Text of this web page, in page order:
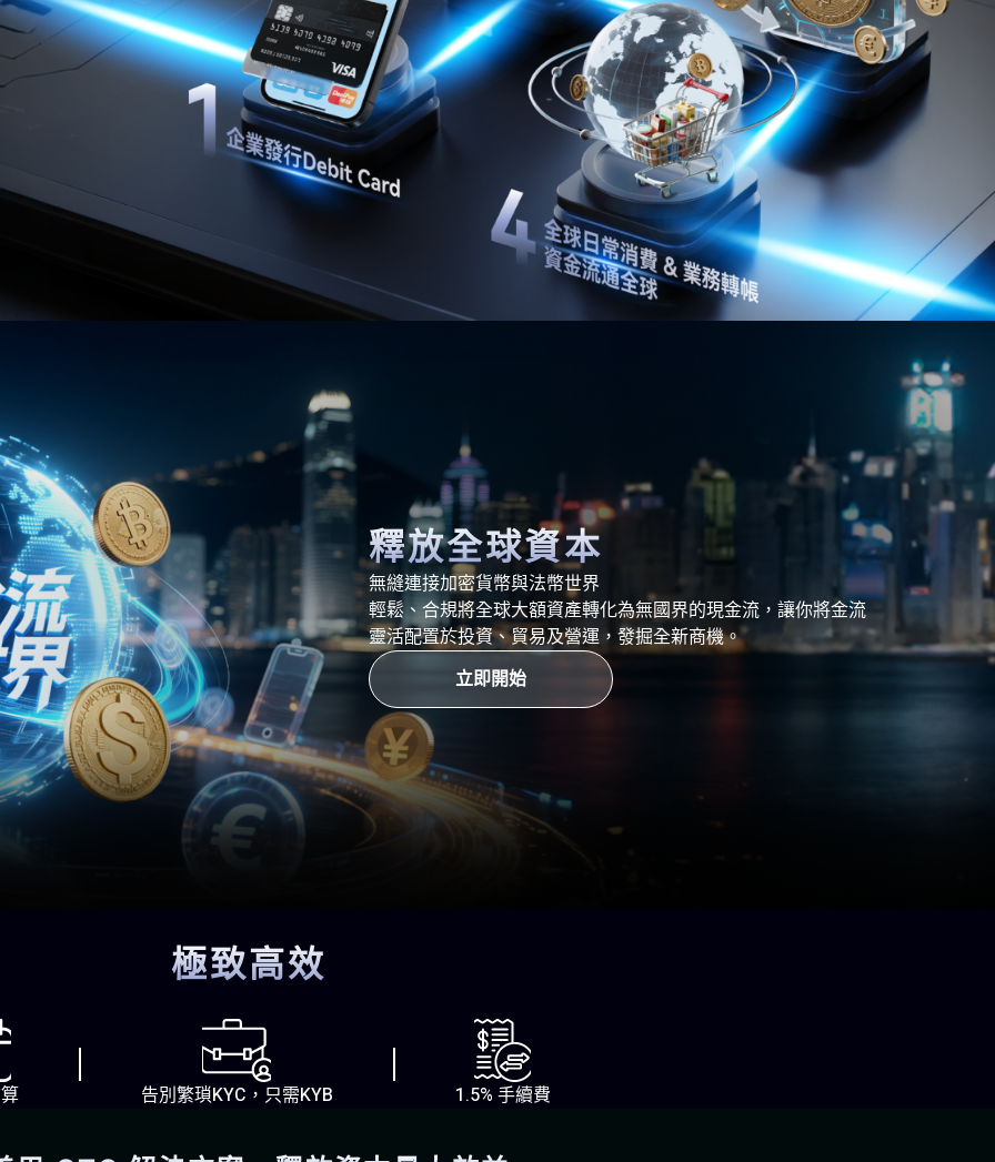
釋放全球資本
無縫連接加密貨幣與法幣世界
輕鬆、合規將全球大額資產轉化為無國界的現金流，讓你將金流
靈活配置於投資、貿易及營運，發掘全新商機。
立即開始
極致高效
告別繁瑣KYC，只需KYB 1.5% 手續費